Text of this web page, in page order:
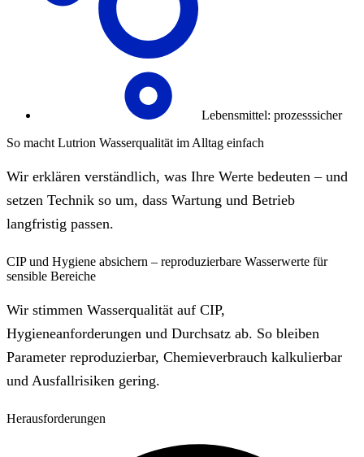
Lebensmittel: prozesssicher
So macht Lutrion Wasserqualität im Alltag einfach
Wir erklären verständlich, was Ihre Werte bedeuten – und
setzen Technik so um, dass Wartung und Betrieb
langfristig passen.
CIP und Hygiene absichern – reproduzierbare Wasserwerte für
sensible Bereiche
Wir stimmen Wasserqualität auf CIP,
Hygieneanforderungen und Durchsatz ab. So bleiben
Parameter reproduzierbar, Chemieverbrauch kalkulierbar
und Ausfallrisiken gering.
Herausforderungen